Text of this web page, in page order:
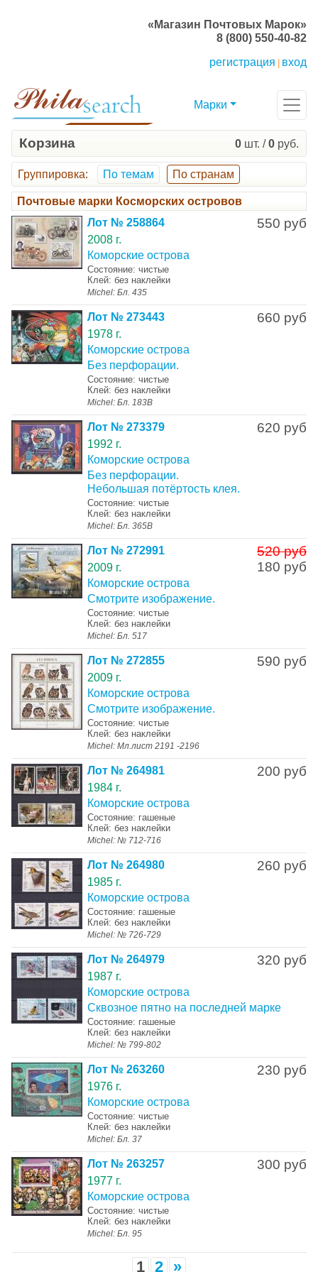
«Магазин Почтовых Марок»
8 (800) 550-40-82
регистрация
вход
Марки
Корзина 0 шт. /0 руб.
Группировка: По темам По странам
Почтовые марки Косморских островов
550 руб
Лот № 258864
2008 г.
Коморские острова
Состояние: чистые
Клей: без наклейки
Michel: Бл. 435
660 руб
Лот № 273443
1978 г.
Коморские острова
Без перфорации.
Состояние: чистые
Клей: без наклейки
Michel: Бл. 183B
620 руб
Лот № 273379
1992 г.
Коморские острова
Без перфорации.
Небольшая потёртость клея.
Состояние: чистые
Клей: без наклейки
Michel: Бл. 365В
520 руб
180 руб
Лот № 272991
2009 г.
Коморские острова
Смотрите изображение.
Состояние: чистые
Клей: без наклейки
Michel: Бл. 517
590 руб
Лот № 272855
2009 г.
Коморские острова
Смотрите изображение.
Состояние: чистые
Клей: без наклейки
Michel: Мл.лист 2191 -2196
200 руб
Лот № 264981
1984 г.
Коморские острова
Состояние: гашеные
Клей: без наклейки
Michel: № 712-716
260 руб
Лот № 264980
1985 г.
Коморские острова
Состояние: гашеные
Клей: без наклейки
Michel: № 726-729
320 руб
Лот № 264979
1987 г.
Коморские острова
Сквозное пятно на последней марке
Состояние: гашеные
Клей: без наклейки
Michel: № 799-802
230 руб
Лот № 263260
1976 г.
Коморские острова
Состояние: чистые
Клей: без наклейки
Michel: Бл. 37
300 руб
Лот № 263257
1977 г.
Коморские острова
Состояние: чистые
Клей: без наклейки
Michel: Бл. 95
1 2 »